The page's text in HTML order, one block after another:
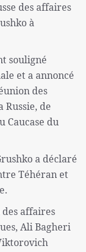
des affaires
à
souligné
et a annoncé
des
de
Caucase du
a déclaré
Téhéran et
affaires
Ali Bagheri